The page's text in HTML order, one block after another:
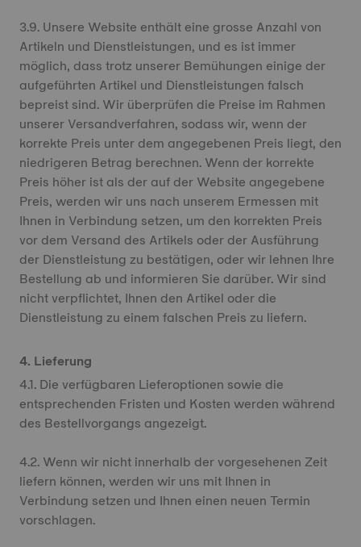
3.9. Unsere Website enthält eine grosse Anzahl von
Artikeln und Dienstleistungen, und es ist immer
möglich, dass trotz unserer Bemühungen einige der
aufgeführten Artikel und Dienstleistungen falsch
bepreist sind. Wir überprüfen die Preise im Rahmen
unserer Versandverfahren, sodass wir, wenn der
korrekte Preis unter dem angegebenen Preis liegt, den
niedrigeren Betrag berechnen. Wenn der korrekte
Preis höher ist als der auf der Website angegebene
Preis, werden wir uns nach unserem Ermessen mit
Ihnen in Verbindung setzen, um den korrekten Preis
vor dem Versand des Artikels oder der Ausführung
der Dienstleistung zu bestätigen, oder wir lehnen Ihre
Bestellung ab und informieren Sie darüber. Wir sind
nicht verpflichtet, Ihnen den Artikel oder die
Dienstleistung zu einem falschen Preis zu liefern.
4. Lieferung
4.1. Die verfügbaren Lieferoptionen sowie die
entsprechenden Fristen und Kosten werden während
des Bestellvorgangs angezeigt.
4.2. Wenn wir nicht innerhalb der vorgesehenen Zeit
liefern können, werden wir uns mit Ihnen in
Verbindung setzen und Ihnen einen neuen Termin
vorschlagen.